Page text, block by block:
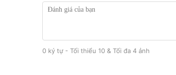
0 ký tự - Tối thiểu 10 & Tối đa 4 ảnh